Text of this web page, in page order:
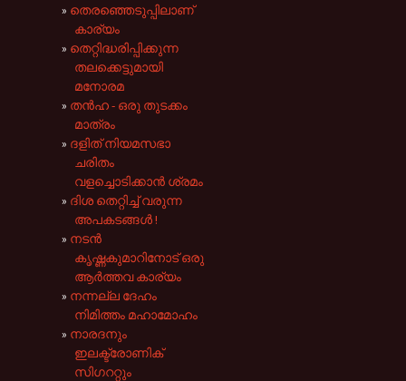
തെരഞ്ഞെടുപ്പിലാണ്
കാര്യം
തെറ്റിദ്ധരിപ്പിക്കുന്ന
തലക്കെട്ടുമായി
മനോരമ
തൻ‌ഹ - ഒരു തുടക്കം
മാത്രം
ദളിത് നിയമസഭാ
ചരിതം
വളച്ചൊടിക്കാൻ ശ്രമം
ദിശ തെറ്റിച്ച് വരുന്ന
അപകടങ്ങൾ !
നടൻ
കൃഷ്ണകുമാറിനോട് ഒരു
ആർത്തവ കാര്യം
നന്നല്ല ദേഹം
നിമിത്തം മഹാമോഹം
നാരദനും
ഇലക്ട്രോണിക്
സിഗററ്റും